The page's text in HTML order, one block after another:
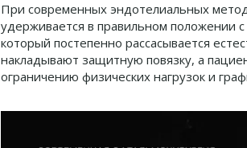
При современных эндотелиальных
удерживается в правильном положении
который постепенно рассасывается
накладывают защитную повязку, а
ограничению физических нагрузок и